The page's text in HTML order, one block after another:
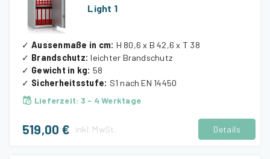
Light 1
✓ Aussenmaße in cm: H 80,6 x B 42,6 x T 38
✓ Brandschutz: leichter Brandschutz
✓ Gewicht in kg: 58
✓ Sicherheitsstufe: S1 nach EN 14450
Lieferzeit: 3 - 4 Werktage
519,00 € inkl. MwSt. Details